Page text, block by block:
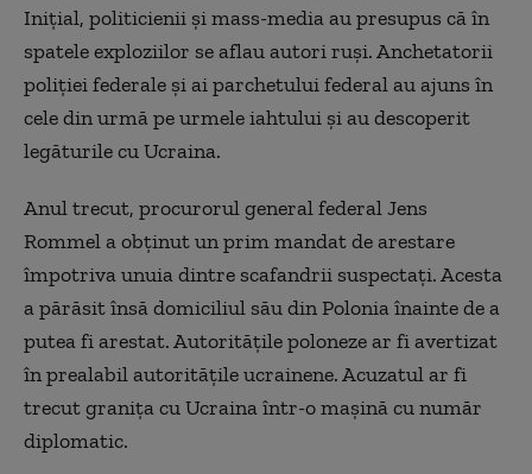
Inițial, politicienii și mass-media au presupus că în
spatele exploziilor se aflau autori ruși. Anchetatorii
poliției federale și ai parchetului federal au ajuns în
cele din urmă pe urmele iahtului și au descoperit
legăturile cu Ucraina.
Anul trecut, procurorul general federal Jens
Rommel a obținut un prim mandat de arestare
împotriva unuia dintre scafandrii suspectați. Acesta
a părăsit însă domiciliul său din Polonia înainte de a
putea fi arestat. Autoritățile poloneze ar fi avertizat
în prealabil autoritățile ucrainene. Acuzatul ar fi
trecut granița cu Ucraina într-o mașină cu număr
diplomatic.